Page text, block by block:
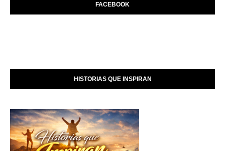
FACEBOOK
HISTORIAS QUE INSPIRAN